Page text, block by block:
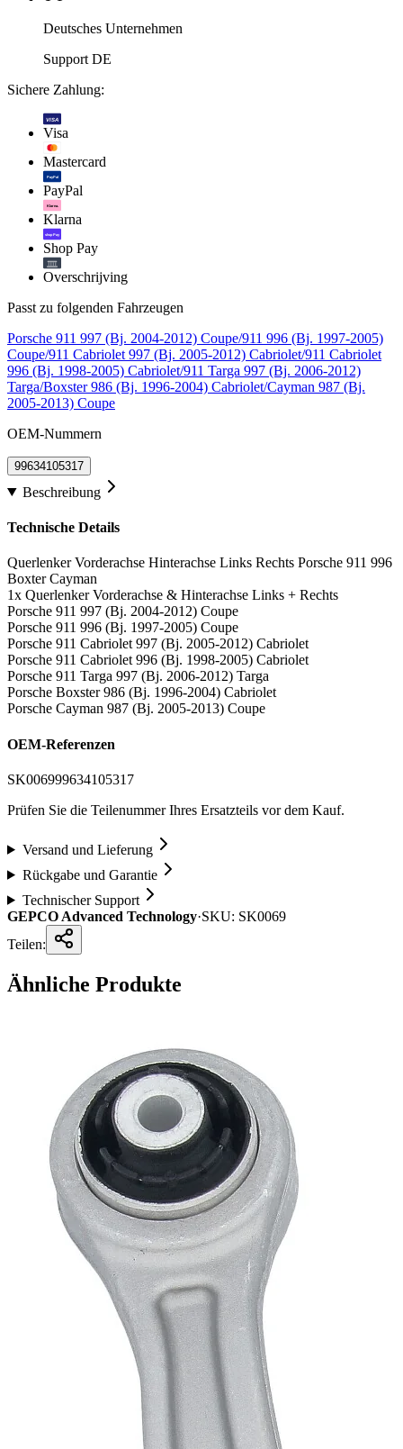
Deutsches Unternehmen
Support DE
Sichere Zahlung:
VISA
Visa
Mastercard
PayPal
PayPal
Klarna.
Klarna
shop Pay
Shop Pay
Overschrijving
Passt zu folgenden Fahrzeugen
Porsche 911 997 (Bj. 2004-2012) Coupe/911 996 (Bj. 1997-2005)
Coupe/911 Cabriolet 997 (Bj. 2005-2012) Cabriolet/911 Cabriolet
996 (Bj. 1998-2005) Cabriolet/911 Targa 997 (Bj. 2006-2012)
Targa/Boxster 986 (Bj. 1996-2004) Cabriolet/Cayman 987 (Bj.
2005-2013) Coupe
OEM-Nummern
99634105317
Beschreibung
Technische Details
Querlenker Vorderachse Hinterachse Links Rechts Porsche 911 996
Boxter Cayman
1x Querlenker Vorderachse & Hinterachse Links + Rechts
Porsche 911 997 (Bj. 2004-2012) Coupe
Porsche 911 996 (Bj. 1997-2005) Coupe
Porsche 911 Cabriolet 997 (Bj. 2005-2012) Cabriolet
Porsche 911 Cabriolet 996 (Bj. 1998-2005) Cabriolet
Porsche 911 Targa 997 (Bj. 2006-2012) Targa
Porsche Boxster 986 (Bj. 1996-2004) Cabriolet
Porsche Cayman 987 (Bj. 2005-2013) Coupe
OEM-Referenzen
SK006999634105317
Prüfen Sie die Teilenummer Ihres Ersatzteils vor dem Kauf.
Versand und Lieferung
Rückgabe und Garantie
Technischer Support
GEPCO Advanced Technology·SKU: SK0069
Teilen:
Ähnliche Produkte